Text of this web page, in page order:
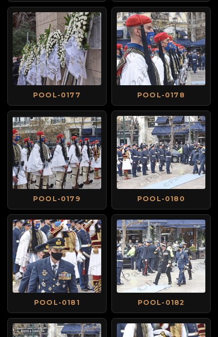
POOL-0177 POOL-0178
POOL-0179 POOL-0180
POOL-0181 POOL-0182